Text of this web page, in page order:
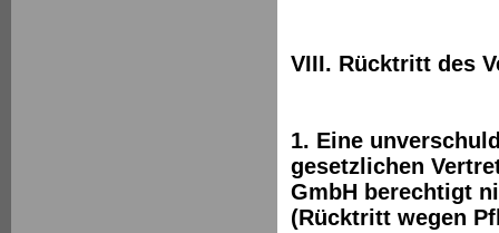
VIII. Rücktritt des
1. Eine
gesetzlichen
GmbH berechtigt
(Rücktritt wegen